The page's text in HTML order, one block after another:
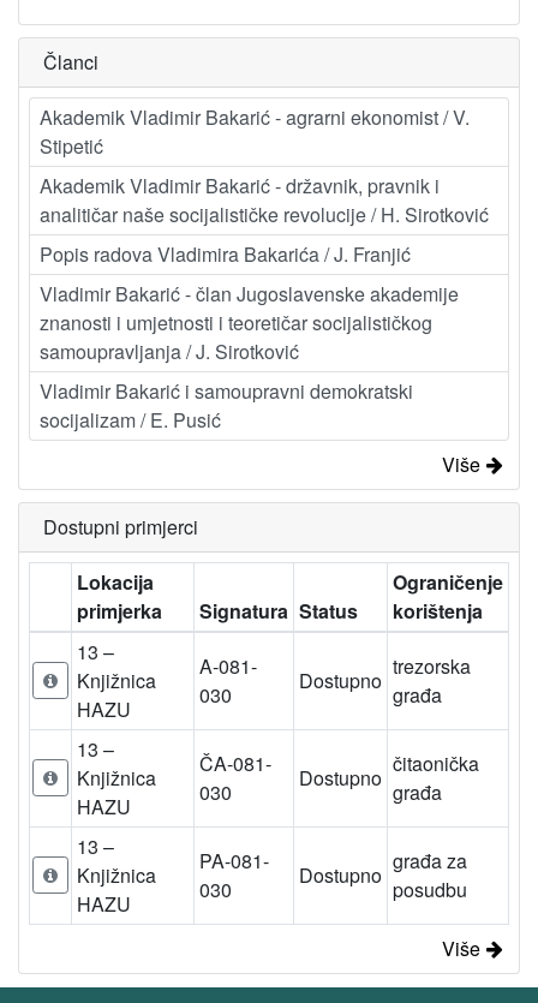
Članci
Akademik Vladimir Bakarić - agrarni ekonomist / V.
Stipetić
Akademik Vladimir Bakarić - državnik, pravnik i
analitičar naše socijalističke revolucije / H. Sirotković
Popis radova Vladimira Bakarića / J. Franjić
Vladimir Bakarić - član Jugoslavenske akademije
znanosti i umjetnosti i teoretičar socijalističkog
samoupravljanja / J. Sirotković
Vladimir Bakarić i samoupravni demokratski
socijalizam / E. Pusić
Više
Dostupni primjerci
Lokacija
primjerka
Signatura Status
Ograničenje
korištenja
13 –
Knjižnica
HAZU
A-081-
030
Dostupno
trezorska
građa
13 –
Knjižnica
HAZU
ČA-081-
030
Dostupno
čitaonička
građa
13 –
Knjižnica
HAZU
PA-081-
030
Dostupno
građa za
posudbu
Više